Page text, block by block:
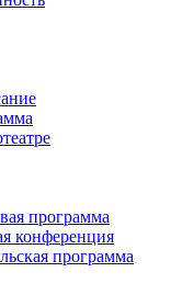
программа
конференция
программа